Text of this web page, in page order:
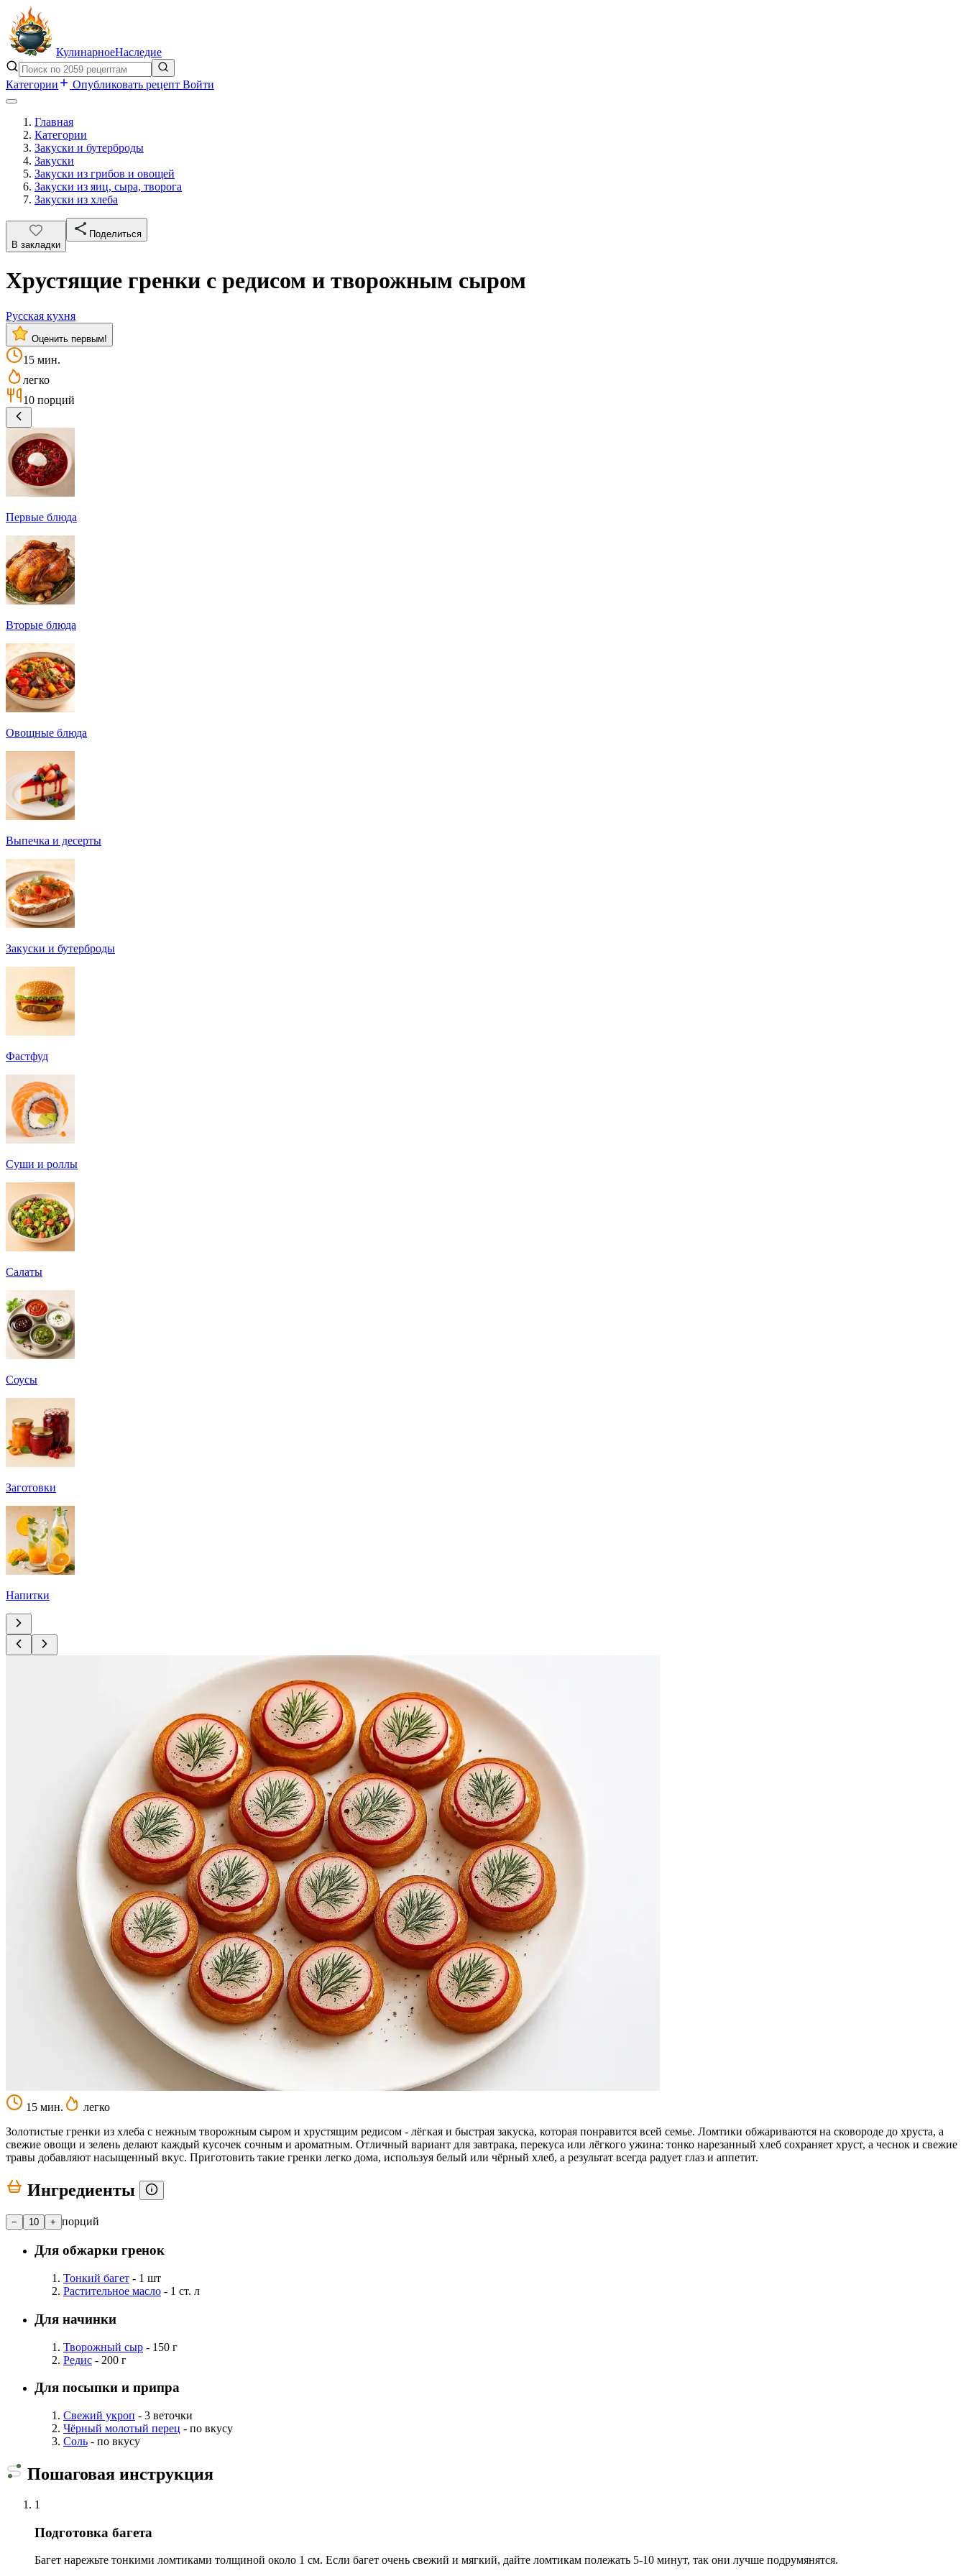
КулинарноеНаследие
Категории Опубликовать рецепт Войти
Главная
Категории
Закуски и бутерброды
Закуски
Закуски из грибов и овощей
Закуски из яиц, сыра, творога
Закуски из хлеба
В закладки
Поделиться
Хрустящие гренки с редисом и творожным сыром
Русская кухня
Оценить первым!
15 мин.
легко
10 порций
Первые блюда
Вторые блюда
Овощные блюда
Выпечка и десерты
Закуски и бутерброды
Фастфуд
Суши и роллы
Салаты
Соусы
Заготовки
Напитки
15 мин.
легко
Золотистые гренки из хлеба с нежным творожным сыром и хрустящим редисом - лёгкая и быстрая закуска, которая понравится всей семье. Ломтики обжариваются на сковороде до хруста, а
свежие овощи и зелень делают каждый кусочек сочным и ароматным. Отличный вариант для завтрака, перекуса или лёгкого ужина: тонко нарезанный хлеб сохраняет хруст, а чеснок и свежие
травы добавляют насыщенный вкус. Приготовить такие гренки легко дома, используя белый или чёрный хлеб, а результат всегда радует глаз и аппетит.
Ингредиенты
− 10 + порций
Для обжарки гренок
Тонкий багет - 1 шт
Растительное масло - 1 ст. л
Для начинки
Творожный сыр - 150 г
Редис - 200 г
Для посыпки и припра
Свежий укроп - 3 веточки
Чёрный молотый перец - по вкусу
Соль - по вкусу
Пошаговая инструкция
1
Подготовка багета
Багет нарежьте тонкими ломтиками толщиной около 1 см. Если багет очень свежий и мягкий, дайте ломтикам полежать 5-10 минут, так они лучше подрумянятся.